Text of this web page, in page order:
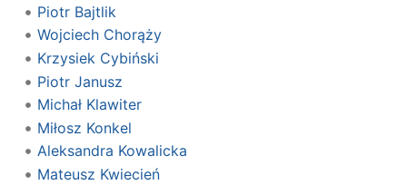
Piotr Bajtlik
Wojciech Chorąży
Krzysiek Cybiński
Piotr Janusz
Michał Klawiter
Miłosz Konkel
Aleksandra Kowalicka
Mateusz Kwiecień